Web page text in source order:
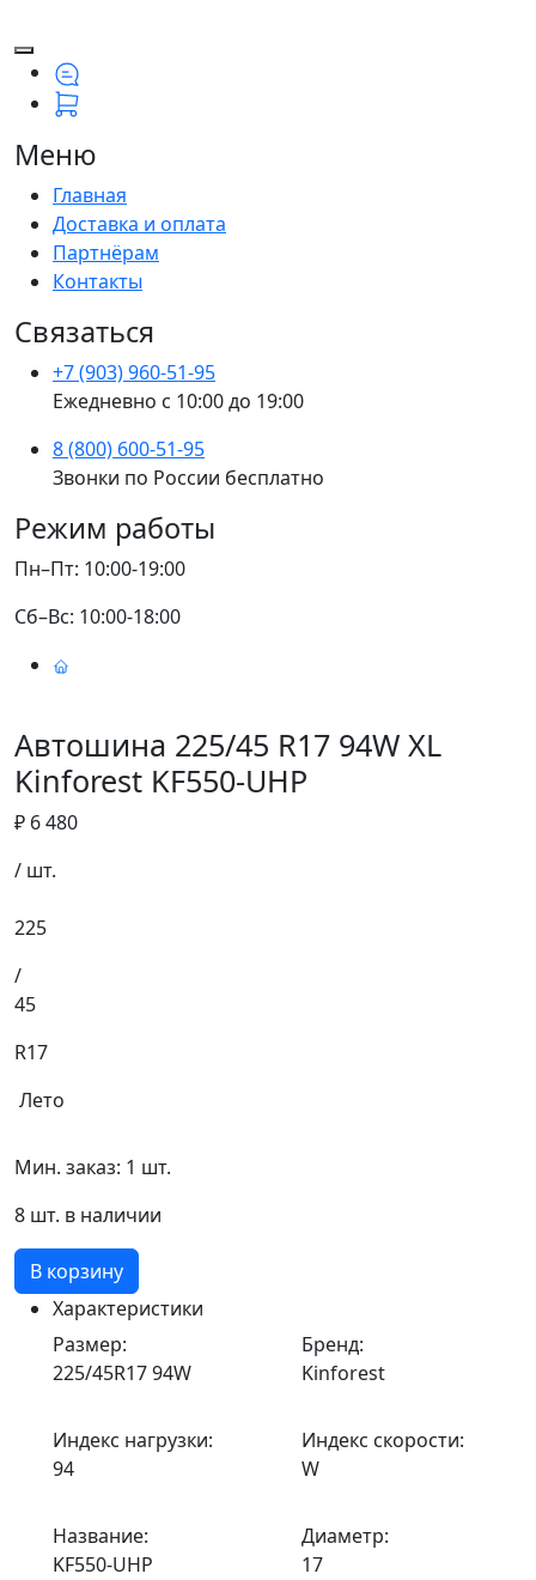
Меню
Главная
Доставка и оплата
Партнёрам
Контакты
Связаться
+7 (903) 960-51-95
Ежедневно с 10:00 до 19:00
8 (800) 600-51-95
Звонки по России бесплатно
Режим работы
Пн–Пт: 10:00-19:00
Сб–Вс: 10:00-18:00
Автошина 225/45 R17 94W XL
Kinforest KF550-UHP
₽ 6 480
/ шт.
225
/
45
R17
Лето
Мин. заказ: 1 шт.
8 шт. в наличии
В корзину
Характеристики
Размер:
225/45R17 94W
Бренд:
Kinforest
Индекс нагрузки:
94
Индекс скорости:
W
Название:
KF550-UHP
Диаметр:
17